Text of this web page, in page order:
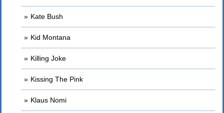
Kate Bush
Kid Montana
Killing Joke
Kissing The Pink
Klaus Nomi